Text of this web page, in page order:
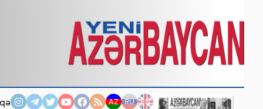
AZ RU EN